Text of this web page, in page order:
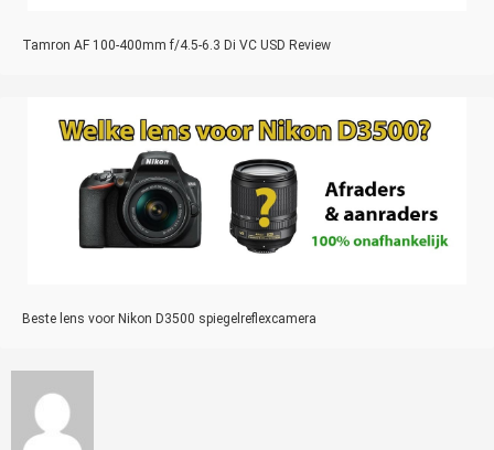
Tamron AF 100-400mm f/4.5-6.3 Di VC USD Review
Beste lens voor Nikon D3500 spiegelreflexcamera